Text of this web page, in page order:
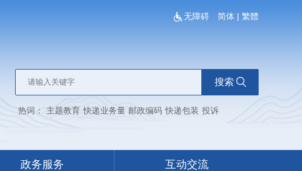
无障碍 简体 | 繁體
搜索
热词： 主题教育 快递业务量 邮政编码 快递包装 投诉
政务服务 互动交流